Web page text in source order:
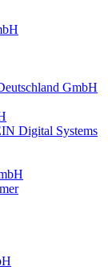
GmbH
Digital Systems